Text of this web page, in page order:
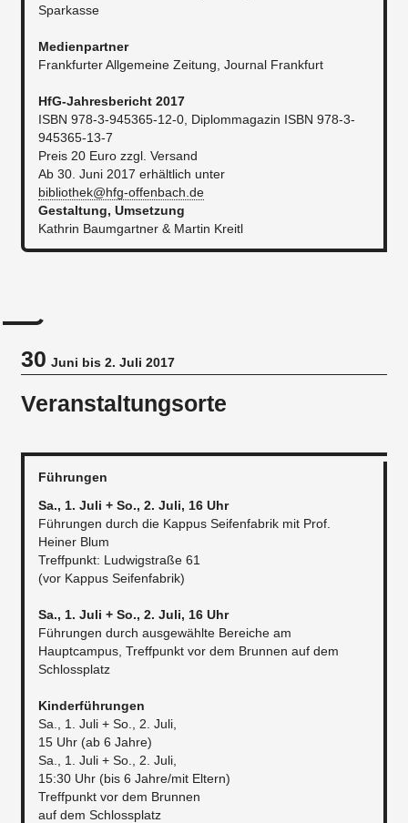
Sparkasse
Medienpartner
Frankfurter Allgemeine Zeitung, Journal Frankfurt​
HfG-Jahresbericht 2017
ISBN 978-3-945365-12-0, Diplommagazin ISBN 978-3-
945365-13-7
Preis 20 Euro zzgl. Versand
Ab 30. Juni 2017 erhältlich unter
bibliothek@hfg-offenbach.de
Gestaltung, Umsetzung
Kathrin Baumgartner & Martin Kreitl
30Juni bis 2. Juli 2017
Veranstaltungsorte
Führungen
Sa., 1. Juli + So., 2. Juli, 16 Uhr
Führungen durch die Kappus Seifenfabrik mit Prof.
Heiner Blum
Treffpunkt: Ludwigstraße 61
(vor Kappus Seifenfabrik)
Sa., 1. Juli + So., 2. Juli, 16 Uhr
Führungen durch ausgewählte Bereiche am
Hauptcampus, Treffpunkt vor dem Brunnen auf dem
Schlossplatz
Kinderführungen
Sa., 1. Juli + So., 2. Juli,
15 Uhr (ab 6 Jahre)
Sa., 1. Juli + So., 2. Juli,
15:30 Uhr (bis 6 Jahre/mit Eltern)
Treffpunkt vor dem Brunnen
auf dem Schlossplatz